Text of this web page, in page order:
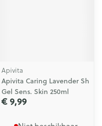
Apivita
Apivita Caring Lavender Sh
Gel Sens. Skin 250ml
€ 9,99